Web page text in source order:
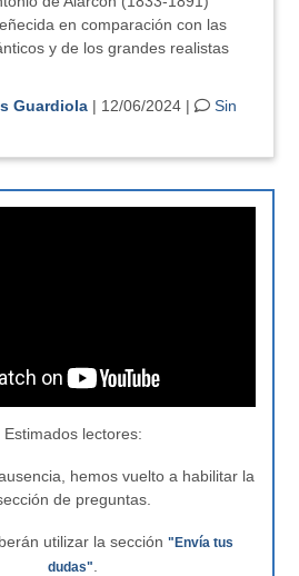
en comparación con las
y de los grandes realistas
Guardiola | 12/06/2024 |
Sin
Estimados lectores:
hemos vuelto a habilitar la
de preguntas.
utilizar la sección "Envía tus
dudas"